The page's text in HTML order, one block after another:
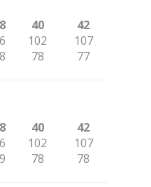
40
42
102
107
78 77
40
42
102
107
78 78